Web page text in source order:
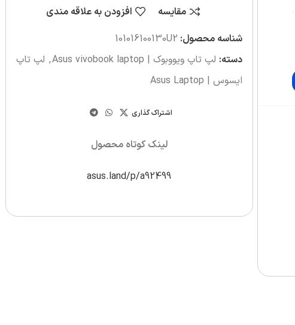
مقایسه
افزودن به علاقه مندی
شناسه محصول: 101016100130U2
دسته: لپ تاپ ویووبوک | Asus vivobook laptop , لپ تاپ
ایسوس | Asus Laptop
اشتراک گذاری
لینک کوتاه محصول
asus.land/p/a92499